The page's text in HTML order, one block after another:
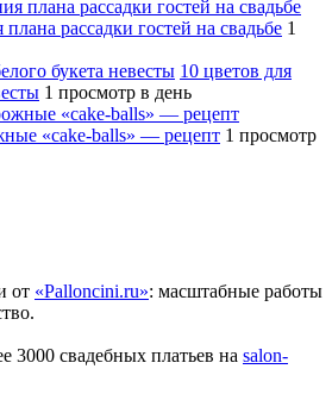
рассадки гостей на свадьбе 1
10 цветов для
1 просмотр в день
«cake-balls» — рецепт 1 просмотр
от «Palloncini.ru»: масштабные работы
3000 свадебных платьев на salon-